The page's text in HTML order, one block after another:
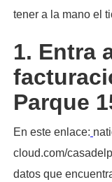
tener a la mano el
1. Entra
Parque
En este enlace:
cloud.com/
datos que